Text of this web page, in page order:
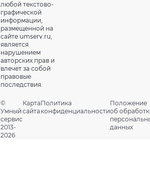
любой текстово-
графической
информации,
размещенной на
сайте umserv.ru,
является
нарушением
авторских прав и
влечет за собой
правовые
последствия.
©
Умный
сервис
2013-
2026
Карта
сайта
Политика
конфиденциальности
Положение
об
данных